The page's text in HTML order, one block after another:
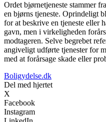
Ordet bjørnetjeneste stammer
en bjørns tjeneste. Oprindeligt
for at beskrive en tjeneste eller
gavn, men i virkeligheden
modtageren. Selve begrebet
angiveligt udførte tjenester for
med at forårsage skade eller
Boligydelse.dk
Del med hjertet
X
Facebook
Instagram